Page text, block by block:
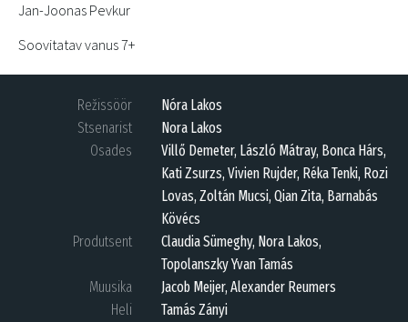
Jan-Joonas Pevkur
Soovitatav vanus 7+
Režissöör
Nóra Lakos
Stsenarist
Nora Lakos
Osades
Villő Demeter, László Mátray, Bonca Hárs,
Kati Zsurzs, Vivien Rujder, Réka Tenki, Rozi
Lovas, Zoltán Mucsi, Qian Zita, Barnabás
Kövécs
Produtsent
Claudia Sümeghy, Nora Lakos,
Topolanszky Yvan Tamás
Muusika
Jacob Meijer, Alexander Reumers
Heli
Tamás Zányi